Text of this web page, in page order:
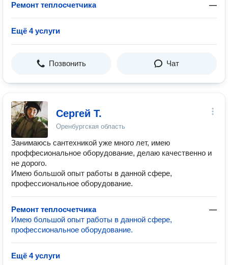
Ремонт теплосчетчика —
Ещё 4 услуги
Позвонить Чат
Сергей Т.
Оренбургская область
Занимаюсь сантехникой уже много лет, имею
проффесиональное оборудование, делаю качественно и
не дорого.
Имею большой опыт работы в данной сфере,
профессиональное оборудование.
Ремонт теплосчетчика
—
Имею большой опыт работы в данной сфере,
профессиональное оборудование.
Ещё 4 услуги